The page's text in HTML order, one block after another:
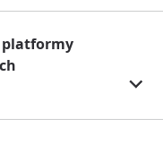
platformy